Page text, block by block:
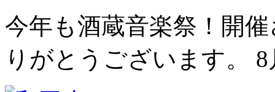
今年も酒蔵音楽祭！開
りがとうございます。